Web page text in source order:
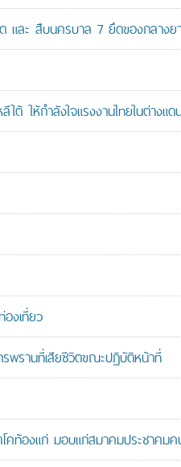
ละ สืบนครบาล 7 ยึดของกลางย
ให้กำลังใจแรงงานไทยในต่างแด
งเที่ยว
พรานที่เสียชีวิตขณะปฏิบัติหน้าที่
องแก่ มอบแก่สมาคมประชาคมค